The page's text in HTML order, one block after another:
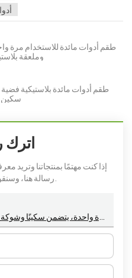
طقم أدوات مائدة للاستخدام مرة
وملعقة
طقم أدوات مائدة بلاستيكية
سكين
اترك
إذا كنت مهتمًا بمنتجاتنا وتريد